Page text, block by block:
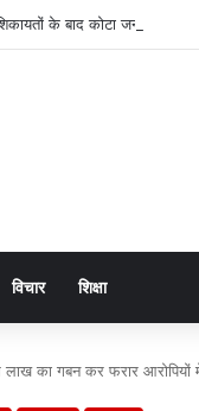
के बाद कोटा जनपद के
विचार शिक्षा
का गबन कर फरार